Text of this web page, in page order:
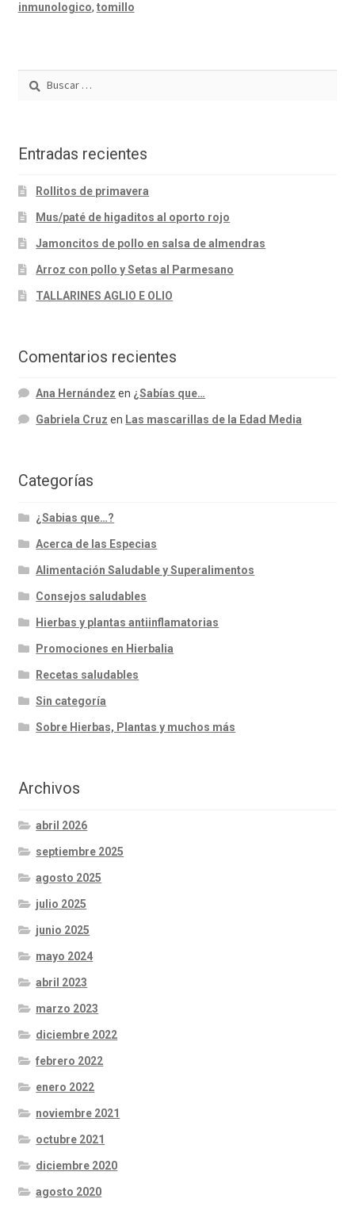
inmunologico, tomillo
Entradas recientes
Rollitos de primavera
Mus/paté de higaditos al oporto rojo
Jamoncitos de pollo en salsa de almendras
Arroz con pollo y Setas al Parmesano
TALLARINES AGLIO E OLIO
Comentarios recientes
Ana Hernández en ¿Sabías que…
Gabriela Cruz en Las mascarillas de la Edad Media
Categorías
¿Sabias que…?
Acerca de las Especias
Alimentación Saludable y Superalimentos
Consejos saludables
Hierbas y plantas antiinflamatorias
Promociones en Hierbalia
Recetas saludables
Sin categoría
Sobre Hierbas, Plantas y muchos más
Archivos
abril 2026
septiembre 2025
agosto 2025
julio 2025
junio 2025
mayo 2024
abril 2023
marzo 2023
diciembre 2022
febrero 2022
enero 2022
noviembre 2021
octubre 2021
diciembre 2020
agosto 2020